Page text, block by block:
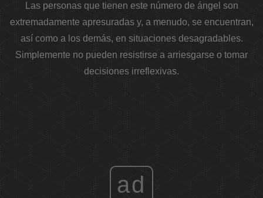
Las personas que tienen este número de ángel son
extremadamente apresuradas y, a menudo, se encuentran,
así como a los demás, en situaciones desagradables.
Simplemente no pueden resistirse a arriesgarse o tomar
decisiones irreflexivas.
ad